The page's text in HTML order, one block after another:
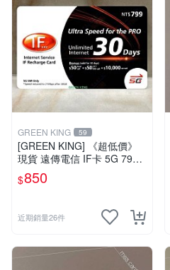
GREEN KING 59
[GREEN KING] 《超低價》
現貨 遠傳電信 IF卡 5G 799 3
0天網路吃到飽 儲值卡 網卡
網路儲值卡 上網卡
$850
近期銷量26件